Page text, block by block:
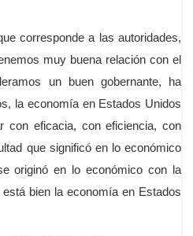
corresponde a las autoridades,
muy buena relación con el
un buen gobernante, ha
la economía en Estados Unidos
con eficacia, con eficiencia, con
que significó en lo económico
originó en lo económico con la
bien la economía en Estados